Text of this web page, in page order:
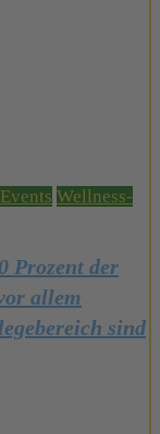
Wellness-
Prozent der
allem
sind